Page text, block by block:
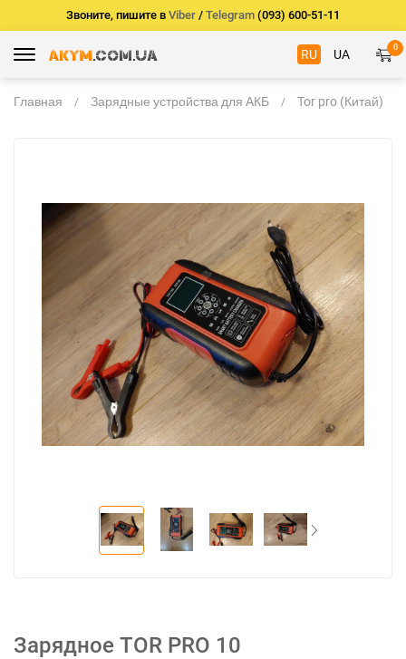
Звоните, пишите в Viber / Telegram (093) 600-51-11
RU UA 0
Главная Зарядные устройства для АКБ Tor pro (Китай)
Зарядное TOR PRO 10